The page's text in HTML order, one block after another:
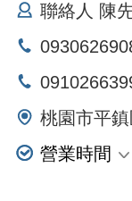
聯絡人 陳
桃園市平
營業時間